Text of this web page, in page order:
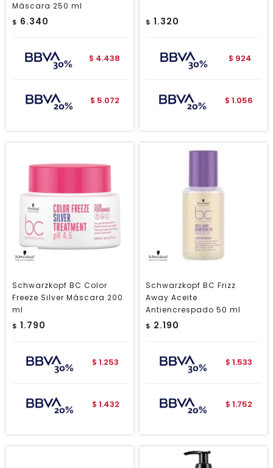
Máscara 250 ml
$ 6.340
$ 4.438
$ 5.072
$ 1.320
$ 924
$ 1.056
Schwarzkopf BC Color
Freeze Silver Máscara 200
ml
$ 1.790
$ 1.253
$ 1.432
Schwarzkopf BC Frizz
Away Aceite
Antiencrespado 50 ml
$ 2.190
$ 1.533
$ 1.752